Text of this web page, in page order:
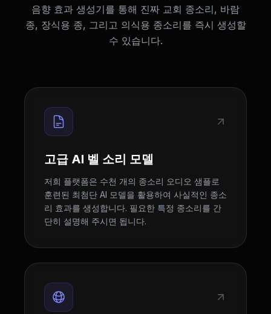
음향 효과 생성기를 통해 진짜 교회 종소리, 바람
종, 장식용 종, 그리고 의식용 종소리를 즉시 생성할
수 있습니다.
고급 AI 벨 소리 모델
저희 플랫폼은 수천 개의 종소리 오디오 샘플로
훈련된 최첨단 AI 모델을 활용하여 사실적인 종소
리 효과를 생성합니다. 필요한 특정 종소리를 간
단히 설명해 주시면 됩니다.